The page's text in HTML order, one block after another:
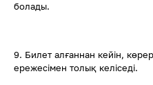
болады.
9. Билет алғаннан кейін,
ережесімен толық келіседі.